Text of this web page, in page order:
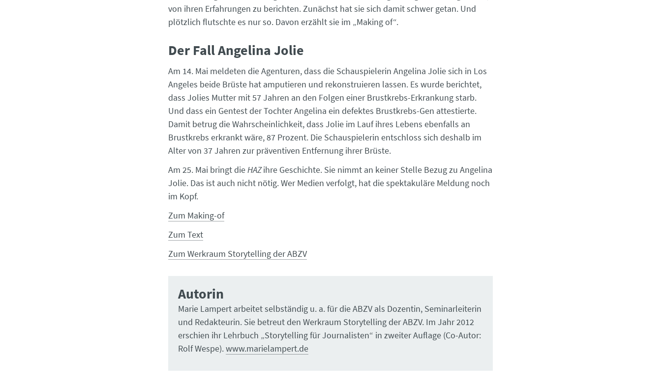
von ihren Erfahrungen zu berichten. Zunächst hat sie sich damit schwer getan. Und
plötzlich flutschte es nur so. Davon erzählt sie im „Making of“.
Der Fall Angelina Jolie
Am 14. Mai meldeten die Agenturen, dass die Schauspielerin Angelina Jolie sich in Los
Angeles beide Brüste hat amputieren und rekonstruieren lassen. Es wurde berichtet,
dass Jolies Mutter mit 57 Jahren an den Folgen einer Brustkrebs-Erkrankung starb.
Und dass ein Gentest der Tochter Angelina ein defektes Brustkrebs-Gen attestierte.
Damit betrug die Wahrscheinlichkeit, dass Jolie im Lauf ihres Lebens ebenfalls an
Brustkrebs erkrankt wäre, 87 Prozent. Die Schauspielerin entschloss sich deshalb im
Alter von 37 Jahren zur präventiven Entfernung ihrer Brüste.
Am 25. Mai bringt dieHAZihre Geschichte. Sie nimmt an keiner Stelle Bezug zu Angelina
Jolie. Das ist auch nicht nötig. Wer Medien verfolgt, hat die spektakuläre Meldung noch
im Kopf.
Zum Making-of
Zum Text
Zum Werkraum Storytelling der ABZV
Autorin
Marie Lampert arbeitet selbständig u. a. für die ABZV als Dozentin, Seminarleiterin
und Redakteurin. Sie betreut den Werkraum Storytelling der ABZV. Im Jahr 2012
erschien ihr Lehrbuch „Storytelling für Journalisten“ in zweiter Auflage (Co-Autor:
Rolf Wespe).www.marielampert.de